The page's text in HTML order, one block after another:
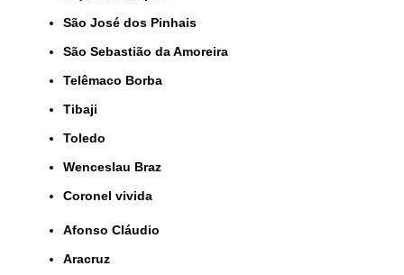
São José dos Pinhais
São Sebastião da Amoreira
Telêmaco Borba
Tibaji
Toledo
Wenceslau Braz
coronel vivida
Afonso Cláudio
Aracruz